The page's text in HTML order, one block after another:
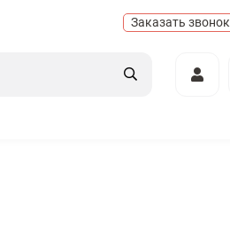
Заказать звонок